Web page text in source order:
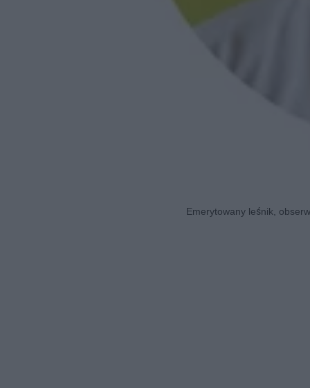
Emerytowany leśnik,